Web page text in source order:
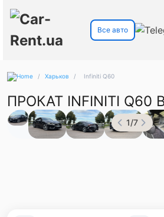
Все авто
/ Харьков / Infiniti Q60
ПРОКАТ INFINITI Q60
1/7